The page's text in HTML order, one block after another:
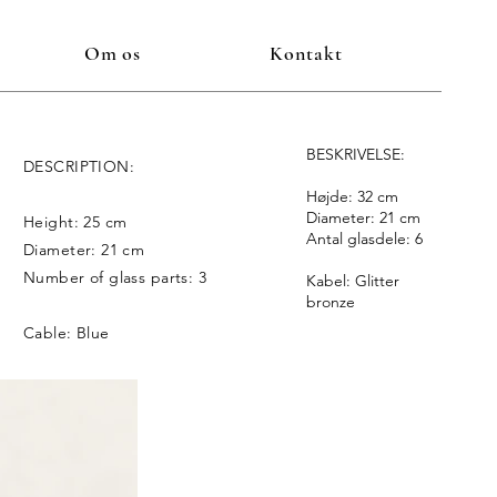
Om os Kontakt
BESKRIVELSE:
Højde: 32 cm
Diameter: 21 cm
Antal glasdele: 6
Kabel: Glitter
bronze
DESCRIPTION:
Height: 25 cm
Diameter: 21 cm
Number of glass parts: 3
Cable: Blue